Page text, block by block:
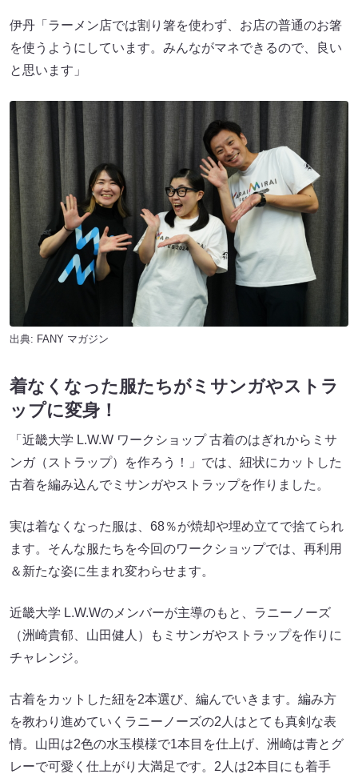
伊丹「ラーメン店では割り箸を使わず、お店の普通のお箸
を使うようにしています。みんながマネできるので、良い
と思います」
出典: FANY マガジン
着なくなった服たちがミサンガやストラ
ップに変身！
「近畿大学 L.W.W ワークショップ 古着のはぎれからミサ
ンガ（ストラップ）を作ろう！」では、紐状にカットした
古着を編み込んでミサンガやストラップを作りました。
実は着なくなった服は、68％が焼却や埋め立てで捨てられ
ます。そんな服たちを今回のワークショップでは、再利用
＆新たな姿に生まれ変わらせます。
近畿大学 L.W.Wのメンバーが主導のもと、ラニーノーズ
（洲崎貴郁、山田健人）もミサンガやストラップを作りに
チャレンジ。
古着をカットした紐を2本選び、編んでいきます。編み方
を教わり進めていくラニーノーズの2人はとても真剣な表
情。山田は2色の水玉模様で1本目を仕上げ、洲崎は青とグ
レーで可愛く仕上がり大満足です。2人は2本目にも着手